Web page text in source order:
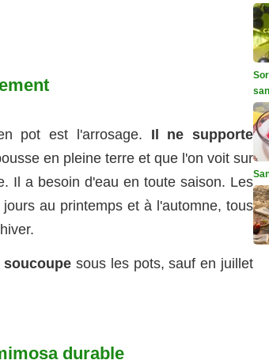
pot est l'arrosage. Il ne supporte
en pleine terre et que l'on voit sur
Il a besoin d'eau en toute saison. Les
au printemps et à l'automne, tous
sous les pots, sauf en juillet
durable